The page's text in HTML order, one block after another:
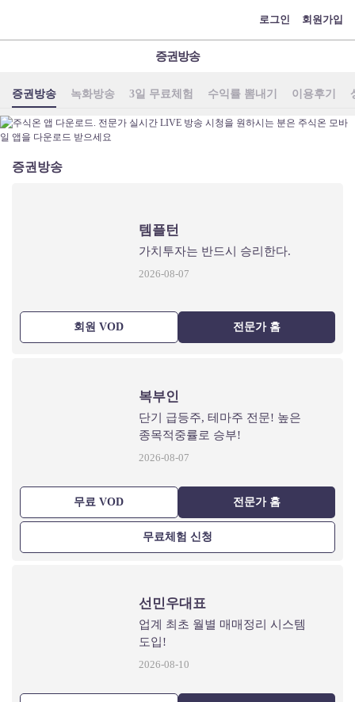
로그인 회원가입
증권방송
증권방송 녹화방송 3일 무료체험 수익률 뽐내기 이용후기
증권방송
템플턴
가치투자는 반드시 승리한다.
2026-08-07
회원 VOD 전문가 홈
복부인
단기 급등주, 테마주 전문! 높은
종목적중률로 승부!
2026-08-07
무료 VOD 전문가 홈
무료체험 신청
선민우대표
업계 최초 월별 매매정리 시스템
도입!
2026-08-10